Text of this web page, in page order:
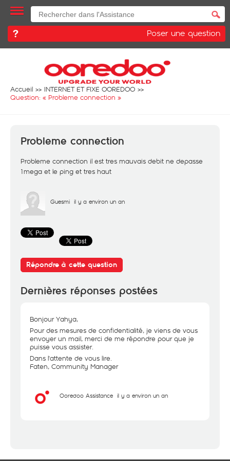
Poser une question
Accueil
INTERNET ET FIXE OOREDOO
Question: « Probleme connection »
Probleme connection
Probleme connection il est tres mauvais debit ne depasse
1mega et le ping et tres haut
Guesmi il y a environ un an
Répondre à cette question
Dernières réponses postées
Bonjour Yahya,
Pour des mesures de confidentialité, je viens de vous
envoyer un mail, merci de me répondre pour que je
puisse vous assister.
Dans l'attente de vous lire.
Faten, Community Manager
Ooredoo Assistance il y a environ un an